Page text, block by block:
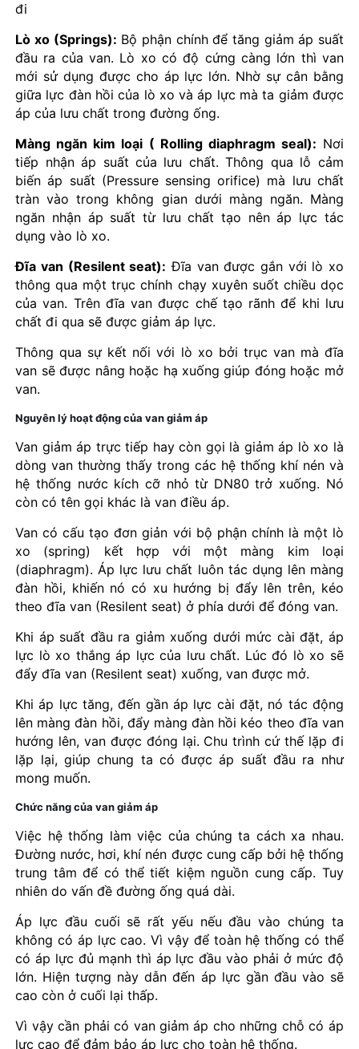
đi
Lò xo (Springs): Bộ phận chính để tăng giảm áp suất
đầu ra của van. Lò xo có độ cứng càng lớn thì van
mới sử dụng được cho áp lực lớn. Nhờ sự cân bằng
giữa lực đàn hồi của lò xo và áp lực mà ta giảm được
áp của lưu chất trong đường ống.
Màng ngăn kim loại ( Rolling diaphragm seal): Nơi
tiếp nhận áp suất của lưu chất. Thông qua lỗ cảm
biến áp suất (Pressure sensing orifice) mà lưu chất
tràn vào trong không gian dưới màng ngăn. Màng
ngăn nhận áp suất từ lưu chất tạo nên áp lực tác
dụng vào lò xo.
Đĩa van (Resilent seat): Đĩa van được gắn với lò xo
thông qua một trục chính chạy xuyên suốt chiều dọc
của van. Trên đĩa van được chế tạo rãnh để khi lưu
chất đi qua sẽ được giảm áp lực.
Thông qua sự kết nối với lò xo bởi trục van mà đĩa
van sẽ được nâng hoặc hạ xuống giúp đóng hoặc mở
van.
Nguyên lý hoạt động của van giảm áp
Van giảm áp trực tiếp hay còn gọi là giảm áp lò xo là
dòng van thường thấy trong các hệ thống khí nén và
hệ thống nước kích cỡ nhỏ từ DN80 trở xuống. Nó
còn có tên gọi khác là van điều áp.
Van có cấu tạo đơn giản với bộ phận chính là một lò
xo (spring) kết hợp với một màng kim loại
(diaphragm). Áp lực lưu chất luôn tác dụng lên màng
đàn hồi, khiến nó có xu hướng bị đẩy lên trên, kéo
theo đĩa van (Resilent seat) ở phía dưới để đóng van.
Khi áp suất đầu ra giảm xuống dưới mức cài đặt, áp
lực lò xo thắng áp lực của lưu chất. Lúc đó lò xo sẽ
đẩy đĩa van (Resilent seat) xuống, van được mở.
Khi áp lực tăng, đến gần áp lực cài đặt, nó tác động
lên màng đàn hồi, đẩy màng đàn hồi kéo theo đĩa van
hướng lên, van được đóng lại. Chu trình cứ thế lặp đi
lặp lại, giúp chung ta có được áp suất đầu ra như
mong muốn.
Chức năng của van giảm áp
Việc hệ thống làm việc của chúng ta cách xa nhau.
Đường nước, hơi, khí nén được cung cấp bởi hệ thống
trung tâm để có thể tiết kiệm nguồn cung cấp. Tuy
nhiên do vấn đề đường ống quá dài.
Áp lực đầu cuối sẽ rất yếu nếu đầu vào chúng ta
không có áp lực cao. Vì vậy để toàn hệ thống có thể
có áp lực đủ mạnh thì áp lực đầu vào phải ở mức độ
lớn. Hiện tượng này dẫn đến áp lực gần đầu vào sẽ
cao còn ở cuối lại thấp.
Vì vậy cần phải có van giảm áp cho những chỗ có áp
lực cao để đảm bảo áp lực cho toàn hệ thống.